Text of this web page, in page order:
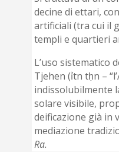
decine di ettari,
artificiali (tra cui il
templi e quartieri
L’uso sistematico
Tjehen (ỉtn tḥn –
indissolubilmente
solare visibile,
deificazione già in
mediazione
Ra.